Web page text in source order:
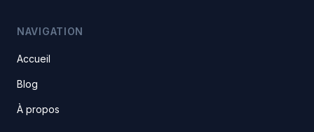
NAVIGATION
Accueil
Blog
À propos